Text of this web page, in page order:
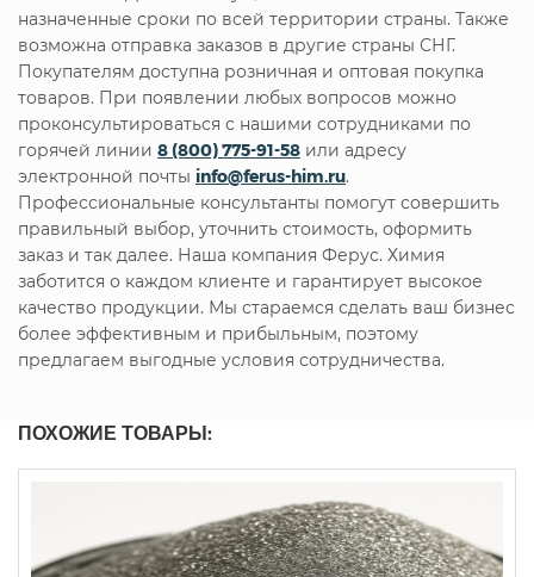
назначенные сроки по всей территории страны. Также
возможна отправка заказов в другие страны СНГ.
Покупателям доступна розничная и оптовая покупка
товаров. При появлении любых вопросов можно
проконсультироваться с нашими сотрудниками по
горячей линии 8 (800) 775-91-58 или адресу
электронной почты info@ferus-him.ru.
Профессиональные консультанты помогут совершить
правильный выбор, уточнить стоимость, оформить
заказ и так далее. Наша компания Ферус. Химия
заботится о каждом клиенте и гарантирует высокое
качество продукции. Мы стараемся сделать ваш бизнес
более эффективным и прибыльным, поэтому
предлагаем выгодные условия сотрудничества.
ПОХОЖИЕ ТОВАРЫ: